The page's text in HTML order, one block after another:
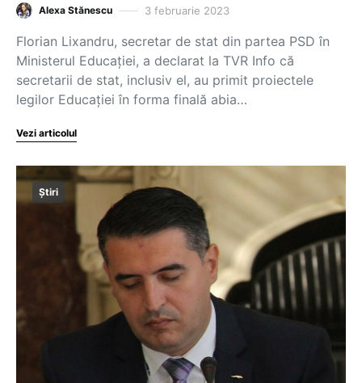
Alexa Stănescu 3 februarie 2023
Florian Lixandru, secretar de stat din partea PSD în
Ministerul Educației, a declarat la TVR Info că
secretarii de stat, inclusiv el, au primit proiectele
legilor Educației în forma finală abia…
Vezi articolul
Știri